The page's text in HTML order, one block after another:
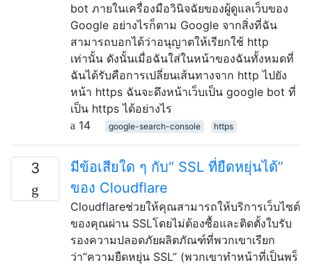
bot ภายในเครื่องมือวินิจฉัยของผู้ดูแลเว็บของ
Google อย่างไรก็ตาม Google จากสิ่งที่ฉัน
สามารถบอกได้ว่าอนุญาตให้เรียกใช้ http
เท่านั้น ดังนั้นเมื่อฉันใส่ในหน้าของฉันทั้งหมดที่
ฉันได้รับคือการเปลี่ยนเส้นทางจาก http ไปยัง
หน้า https ฉันจะดึงหน้าเว็บเป็น google bot ที่
เป็น https ได้อย่างไร
14
google-search-console https
3
มีข้อเสียใด ๆ กับ“ SSL ที่ยืดหยุ่นได้”
ของ Cloudflare
Cloudflareช่วยให้คุณสามารถให้บริการเว็บไซต์
ของคุณผ่าน SSLโดยไม่ต้องซื้อและติดตั้งใบรับ
รองความปลอดภัยผลิตภัณฑ์ที่พวกเขาเรียก
ว่า“ความยืดหยุ่น SSL” (พวกเขาทำหน้าที่เป็นพร็